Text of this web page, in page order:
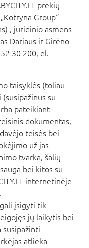
prekių
Group“
, juridinio asmens
Dariaus ir Girėno
30 200, el.
taisyklės (toliau
(susipažinus su
pateikiant
dokumentas,
teisės bei
už jas
tvarka, šalių
bei kitos su
internetinėje
įsigyti tik
jų laikytis bei
susipažinti
atlieka